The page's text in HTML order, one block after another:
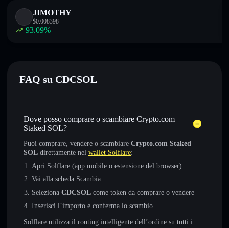
JIMOTHY
$0.008398
93.09%
FAQ su CDCSOL
Dove posso comprare o scambiare Crypto.com
Staked SOL?
Puoi comprare, vendere o scambiare Crypto.com Staked
SOL direttamente nel wallet Solflare:
Apri Solflare (app mobile o estensione del browser)
Vai alla scheda Scambia
Seleziona CDCSOL come token da comprare o vendere
Inserisci l’importo e conferma lo scambio
Solflare utilizza il routing intelligente dell’ordine su tutti i